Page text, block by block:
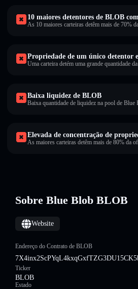
10 maiores detentores de BLOB
As 10 maiores carteiras detêm mais de 70%
Propriedade de um único detentor
Uma carteira detém uma grande quantidade
Baixa liquidez de BLOB
Baixa quantidade de liquidez na pool de Blue
Elevada de concentração de
As maiores carteiras detêm mais de 80% da
Sobre Blue Blob BLOB
Website
Endereço do Contrato de BLOB
Ticker
BLOB
Estado